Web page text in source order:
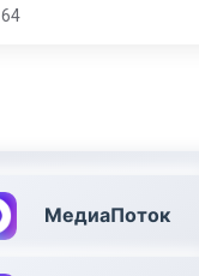
64
МедиаПоток